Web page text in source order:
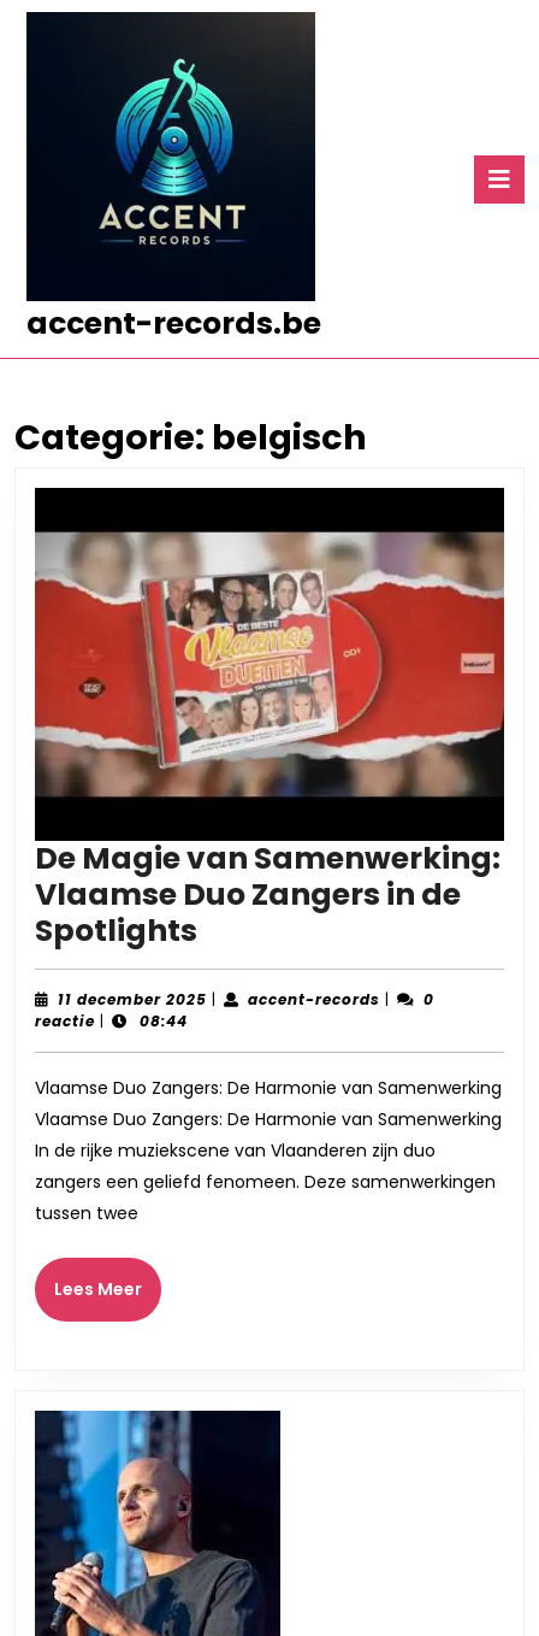
accent-records.be
Categorie: belgisch
De Magie van Samenwerking:
Vlaamse Duo Zangers in de
Spotlights
Magie
van
Vlaamse
Duo
Zangers
in
11 december 2025 11| accent-records accent-
|
0
reactie | 08:44
Vlaamse Duo Zangers: De Harmonie van Samenwerking
Vlaamse Duo Zangers: De Harmonie van Samenwerking
In de rijke muziekscene van Vlaanderen zijn duo
zangers een geliefd fenomeen. Deze samenwerkingen
tussen twee
Lees MeerLees
Meer